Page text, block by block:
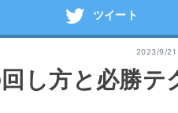
2023/9/21
し方と必勝テ